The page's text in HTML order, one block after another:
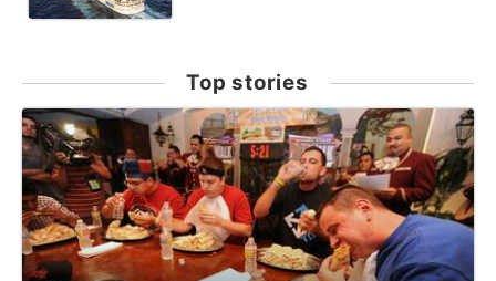
Top stories